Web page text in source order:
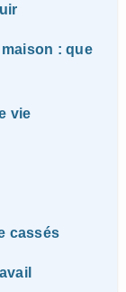
: que
vie
cassés